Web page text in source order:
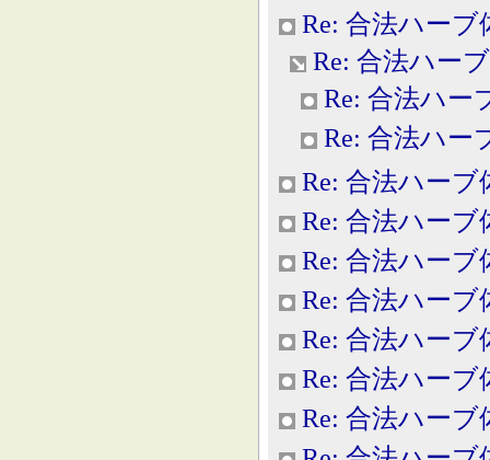
Re: 合法ハーブ
Re: 合法ハー
Re: 合法ハー
Re: 合法ハー
Re: 合法ハーブ
Re: 合法ハーブ
Re: 合法ハーブ
Re: 合法ハーブ
Re: 合法ハーブ
Re: 合法ハーブ
Re: 合法ハーブ